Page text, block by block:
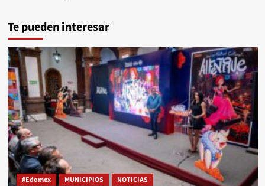
Te pueden interesar
#Edomex MUNICIPIOS NOTICIAS